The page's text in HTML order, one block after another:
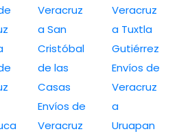
Veracruz
a San
Cristóbal
de las
Casas
Envíos de
Veracruz
Veracruz
a Tuxtla
Gutiérrez
Envíos de
Veracruz
a
Uruapan